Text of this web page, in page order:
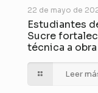
22 de mayo de
Estudiantes
Sucre
técnica a
Leer